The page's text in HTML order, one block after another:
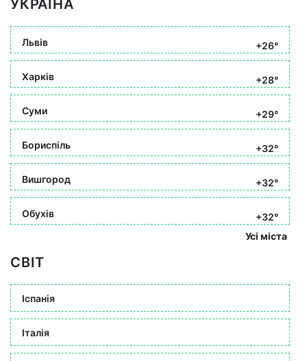
УКРАЇНА
Львів +26°
Харків +28°
Суми +29°
Бориспіль +32°
Вишгород +32°
Обухів
+32°
Усі міста
СВІТ
Іспанія
Італія